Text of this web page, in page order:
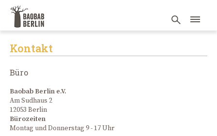
Kontakt
Büro
Baobab Berlin e.V.
Am Sudhaus 2
12053 Berlin
Bürozeiten
Montag und Donnerstag 9 - 17 Uhr